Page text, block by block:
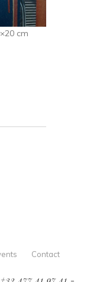
cm
Contact